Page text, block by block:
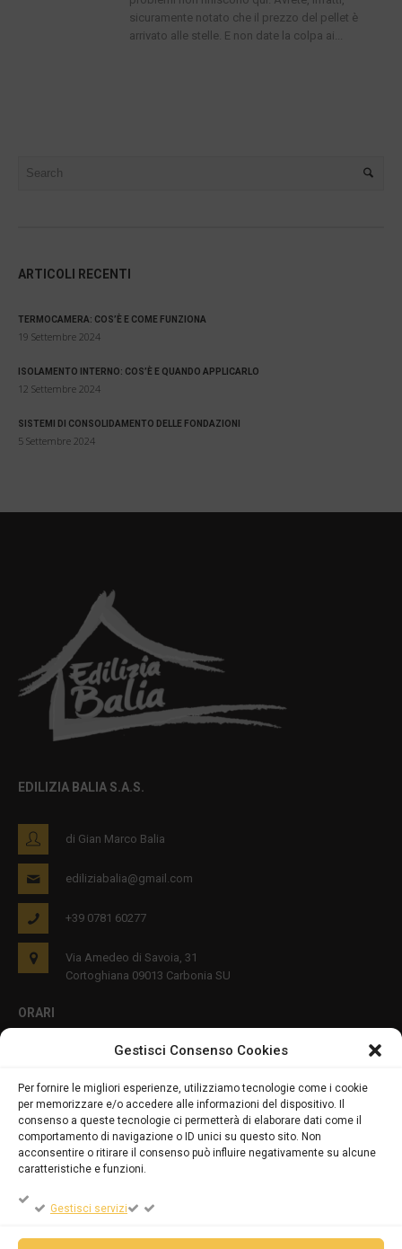
Gestisci Consenso Cookies
Per fornire le migliori esperienze, utilizziamo tecnologie come i cookie
per memorizzare e/o accedere alle informazioni del dispositivo. Il
consenso a queste tecnologie ci permetterà di elaborare dati come il
comportamento di navigazione o ID unici su questo sito. Non
acconsentire o ritirare il consenso può influire negativamente su alcune
caratteristiche e funzioni.
Gestisci servizi
sicuramente notato che il prezzo del pellet è
arrivato alle stelle. E non date la colpa ai...
ARTICOLI RECENTI
TERMOCAMERA: COS’È E COME FUNZIONA
19 Settembre 2024
ISOLAMENTO INTERNO: COS’È E QUANDO APPLICARLO
12 Settembre 2024
SISTEMI DI CONSOLIDAMENTO DELLE FONDAZIONI
5 Settembre 2024
EDILIZIA BALIA S.A.S.
di Gian Marco Balia
ediliziabalia@gmail.com
+39 0781 60277
Via Amedeo di Savoia, 31
Cortoghiana 09013 Carbonia SU
ORARI
PRIVACY E COOKIES
DICHIARAZIONE SULLA PRIVACY (UE)
COOKIE POLICY (UE)